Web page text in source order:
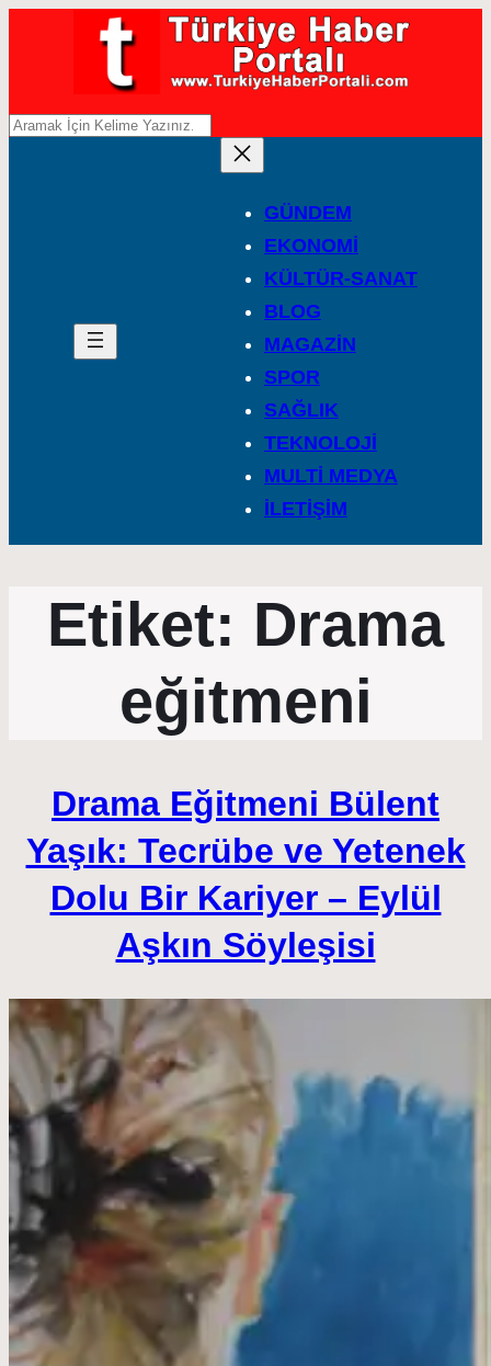
A
GÜNDEM
EKONOMİ
KÜLTÜR-SANAT
BLOG
MAGAZİN
SPOR
SAĞLIK
TEKNOLOJİ
MULTİ MEDYA
İLETİŞİM
Etiket: Drama
eğitmeni
Drama Eğitmeni Bülent
Yaşık: Tecrübe ve Yetenek
Dolu Bir Kariyer – Eylül
Aşkın Söyleşisi